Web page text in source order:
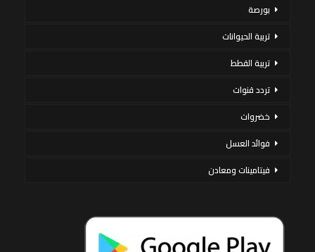
بورصة
تربية الحيوانات
تربية القطط
تردد قنوات
خضروات
فوائد العسل
فيتامينات ومعادن